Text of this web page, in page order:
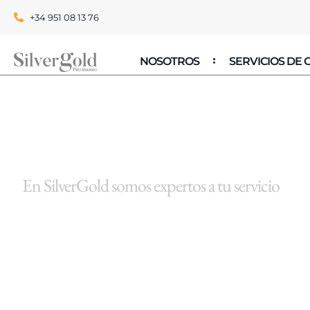
+34 951 08 13 76
NOSOTROS SERVICIOS DE
En SilverGold somos expertos a tu servicio